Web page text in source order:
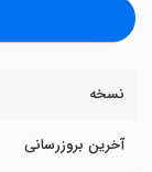
نسخه
آخرین بروزرسانی